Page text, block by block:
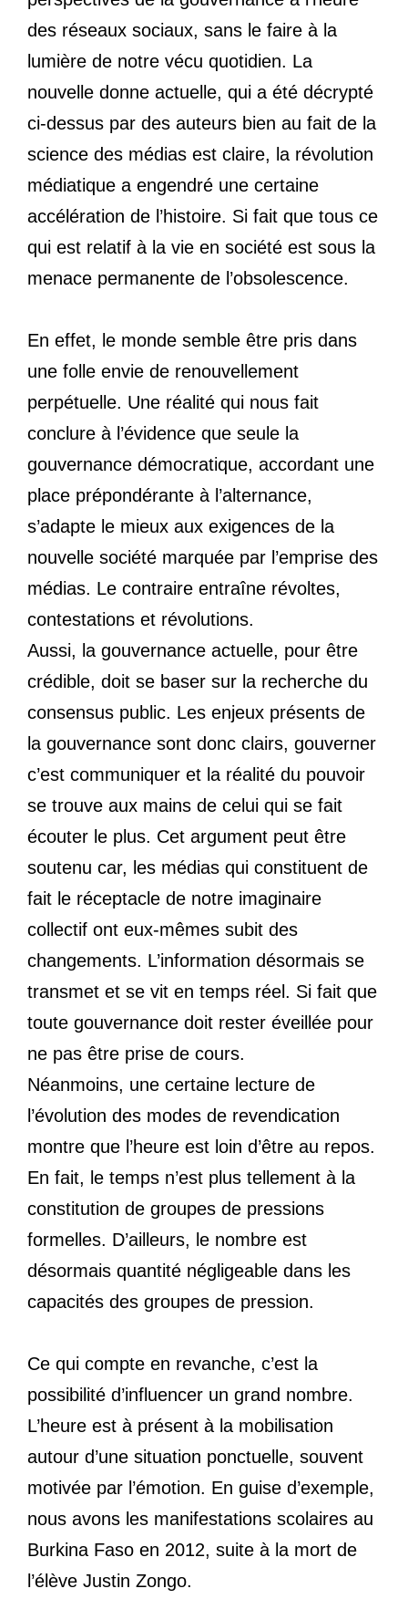
des réseaux sociaux, sans le faire à la
lumière de notre vécu quotidien. La
nouvelle donne actuelle, qui a été décrypté
ci-dessus par des auteurs bien au fait de la
science des médias est claire, la révolution
médiatique a engendré une certaine
accélération de l’histoire. Si fait que tous ce
qui est relatif à la vie en société est sous la
menace permanente de l’obsolescence.
En effet, le monde semble être pris dans
une folle envie de renouvellement
perpétuelle. Une réalité qui nous fait
conclure à l’évidence que seule la
gouvernance démocratique, accordant une
place prépondérante à l’alternance,
s’adapte le mieux aux exigences de la
nouvelle société marquée par l’emprise des
médias. Le contraire entraîne révoltes,
contestations et révolutions.
Aussi, la gouvernance actuelle, pour être
crédible, doit se baser sur la recherche du
consensus public. Les enjeux présents de
la gouvernance sont donc clairs, gouverner
c’est communiquer et la réalité du pouvoir
se trouve aux mains de celui qui se fait
écouter le plus. Cet argument peut être
soutenu car, les médias qui constituent de
fait le réceptacle de notre imaginaire
collectif ont eux-mêmes subit des
changements. L’information désormais se
transmet et se vit en temps réel. Si fait que
toute gouvernance doit rester éveillée pour
ne pas être prise de cours.
Néanmoins, une certaine lecture de
l’évolution des modes de revendication
montre que l’heure est loin d’être au repos.
En fait, le temps n’est plus tellement à la
constitution de groupes de pressions
formelles. D’ailleurs, le nombre est
désormais quantité négligeable dans les
capacités des groupes de pression.
Ce qui compte en revanche, c’est la
possibilité d’influencer un grand nombre.
L’heure est à présent à la mobilisation
autour d’une situation ponctuelle, souvent
motivée par l’émotion. En guise d’exemple,
nous avons les manifestations scolaires au
Burkina Faso en 2012, suite à la mort de
l’élève Justin Zongo.